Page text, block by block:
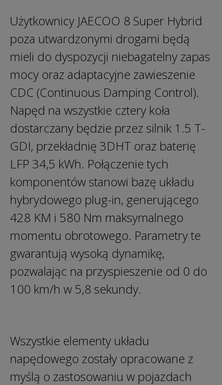
Użytkownicy JAECOO 8 Super Hybrid
poza utwardzonymi drogami będą
mieli do dyspozycji niebagatelny zapas
mocy oraz adaptacyjne zawieszenie
CDC (Continuous Damping Control).
Napęd na wszystkie cztery koła
dostarczany będzie przez silnik 1.5 T-
GDI, przekładnię 3DHT oraz baterię
LFP 34,5 kWh. Połączenie tych
komponentów stanowi bazę układu
hybrydowego plug-in, generującego
428 KM i 580 Nm maksymalnego
momentu obrotowego. Parametry te
gwarantują wysoką dynamikę,
pozwalając na przyspieszenie od 0 do
100 km/h w 5,8 sekundy.
Wszystkie elementy układu
napędowego zostały opracowane z
myślą o zastosowaniu w pojazdach